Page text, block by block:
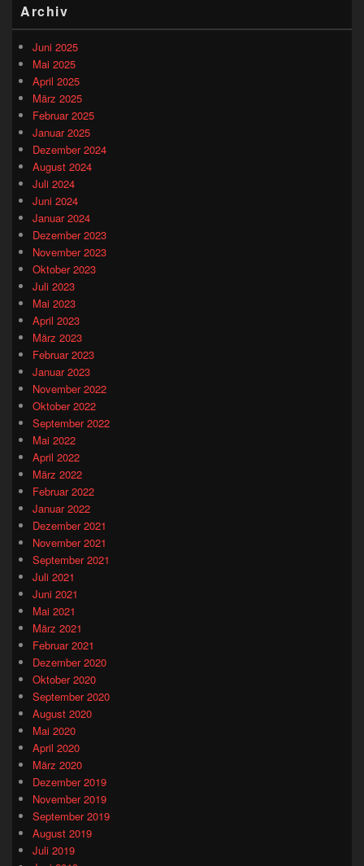
Seitenleisten-
Widgetbereich
Archiv
Juni 2025
Mai 2025
April 2025
März 2025
Februar 2025
Januar 2025
Dezember 2024
August 2024
Juli 2024
Juni 2024
Januar 2024
Dezember 2023
November 2023
Oktober 2023
Juli 2023
Mai 2023
April 2023
März 2023
Februar 2023
Januar 2023
November 2022
Oktober 2022
September 2022
Mai 2022
April 2022
März 2022
Februar 2022
Januar 2022
Dezember 2021
November 2021
September 2021
Juli 2021
Juni 2021
Mai 2021
März 2021
Februar 2021
Dezember 2020
Oktober 2020
September 2020
August 2020
Mai 2020
April 2020
März 2020
Dezember 2019
November 2019
September 2019
August 2019
Juli 2019